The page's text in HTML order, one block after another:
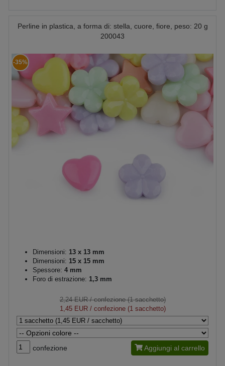
Perline in plastica, a forma di: stella, cuore, fiore, peso: 20 g
200043
-35%
Dimensioni: 13 x 13 mm
Dimensioni: 15 x 15 mm
Spessore: 4 mm
Foro di estrazione: 1,3 mm
2,24 EUR/ confezione (1 sacchetto)
1,45 EUR/ confezione (1 sacchetto)
confezione Aggiungi al carrello